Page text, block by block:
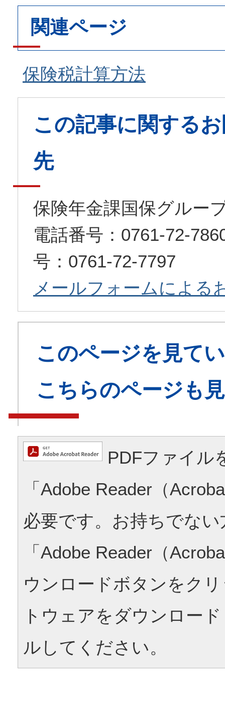
関連ページ
保険税計算方法
この記事に関する
先
保険年金課国保グルー
電話番号：0761-72-
号：0761-72-7797
メールフォームによる
このページを見て
こちらのページも
PDFファイル
「Adobe Reader（
必要です。お持ちでな
「Adobe Reader（
ウンロードボタンをク
トウェアをダウンロー
ルしてください。